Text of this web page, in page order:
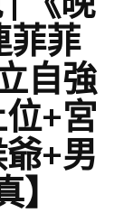
菲菲
自強
+宮
+男